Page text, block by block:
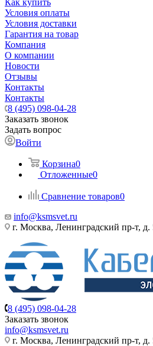
Как купить
Условия оплаты
Условия доставки
Гарантия на товар
Компания
О компании
Новости
Отзывы
Контакты
Контакты
8 (495) 098-04-28
Заказать звонок
Задать вопрос
Войти
Корзина0
Отложенные0
Сравнение товаров0
info@ksmsvet.ru
г. Москва, Ленинградский пр-т, д.
8 (495) 098-04-28
Заказать звонок
info@ksmsvet.ru
г. Москва, Ленинградский пр-т, д.